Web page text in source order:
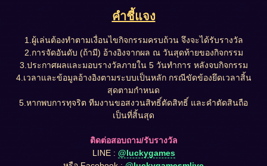
คำชี้แจง
1.ผู้เล่นต้องทำตามเงื่อนไขกิจกรรมครบถ้วน จึงจะได้รับรางวัล
2.การจัดอันดับ (ถ้ามี) อ้างอิงจากผล ณ วันสุดท้ายของกิจกรรม
3.ประกาศผลและมอบรางวัลภายใน 5 วันทำการ หลังจบกิจกรรม
4.เวลาและข้อมูลอ้างอิงตามระบบเป็นหลัก กรณีขัดข้องยึดเวลาสิ้น
สุดตามกำหนด
5.หากพบการทุจริต ทีมงานขอสงวนสิทธิ์ตัดสิทธิ์ และคำตัดสินถือ
เป็นที่สิ้นสุด
ติดต่อสอบถาม/รับรางวัล
LINE : @luckygames